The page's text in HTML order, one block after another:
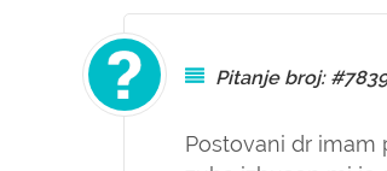
Pitanje broj:
Postovani dr imam